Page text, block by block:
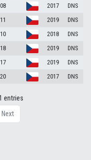
2017
DNS
2019
DNS
2018
DNS
2019
DNS
2019
DNS
2017 DNS
entries
Next